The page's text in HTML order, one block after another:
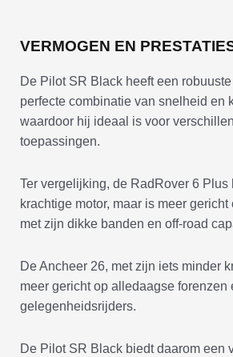
VERMOGEN EN
De Pilot SR Black heeft een
perfecte combinatie van snelheid en
waardoor hij ideaal is voor
toepassingen.
Ter vergelijking, de RadRover 6 Plus
krachtige motor, maar is meer
met zijn dikke banden en off-road
De Ancheer 26, met zijn iets minder
meer gericht op alledaagse forenzen
gelegenheidsrijders.
De Pilot SR Black biedt daarom een